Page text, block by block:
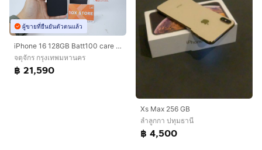
ผู้ขายที่ยืนยันตัวตนแล้ว
iPhone 16 128GB Batt100 care 06-27
จตุจักร กรุงเทพมหานคร
฿ 21,590
Xs Max 256 GB
ลำลูกกา ปทุมธานี
฿ 4,500